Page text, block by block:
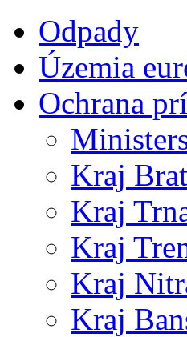
Odpady
Územia
Ochrana
Kraj
Kraj
Kraj
Kraj
Kraj